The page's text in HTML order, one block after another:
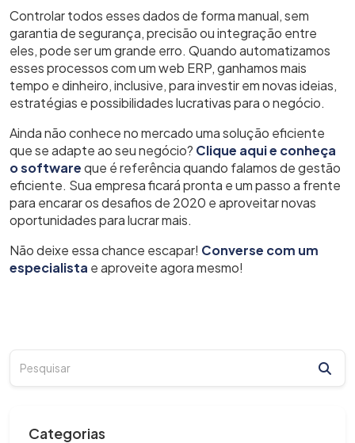
Categorias
Controlar todos esses dados de forma manual, sem
garantia de segurança, precisão ou integração entre
eles, pode ser um grande erro. Quando automatizamos
esses processos com um web ERP, ganhamos mais
tempo e dinheiro, inclusive, para investir em novas ideias,
estratégias e possibilidades lucrativas para o negócio.
Ainda não conhece no mercado uma solução eficiente
que se adapte ao seu negócio? Clique aqui e conheça
o softwareque é referência quando falamos de gestão
eficiente. Sua empresa ficará pronta e um passo a frente
para encarar os desafios de 2020 e aproveitar novas
oportunidades para lucrar mais.
Não deixe essa chance escapar! Converse com um
especialista e aproveite agora mesmo!